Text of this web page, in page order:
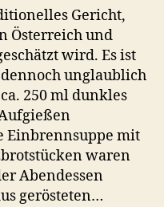
Kärntner
Fastensuppe
mit
Schmalz,
Gewürzen
&
Ei
Gericht,
Österreich und
wird. Es ist
unglaublich
250 ml dunkles
Einbrennsuppe mit
waren
Abendessen
gerösteten…